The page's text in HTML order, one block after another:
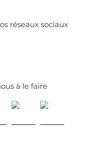
réseaux sociaux
à le faire